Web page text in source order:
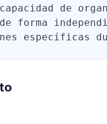
de
específicas